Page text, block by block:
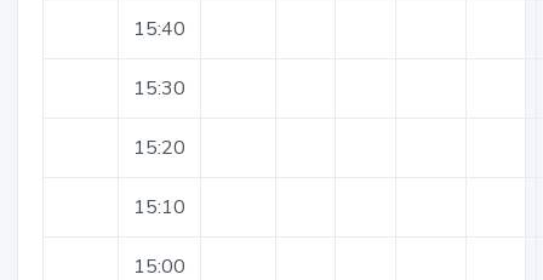
15:40
15:30
15:20
15:10
15:00